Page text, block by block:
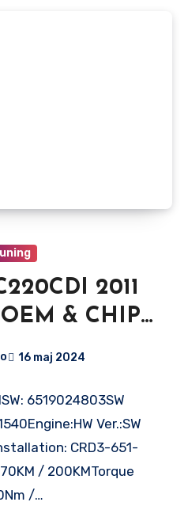
2011
& CHIP
16 maj 2024
6519024803SW
Ver.:SW
CRD3-651-
/ 200KMTorque
/…